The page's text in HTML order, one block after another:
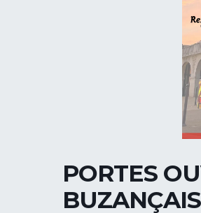
PORTES
BUZANÇAIS